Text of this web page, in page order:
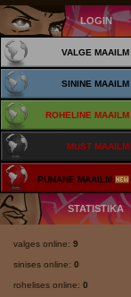
LOGIN
VALGE MAAILM
SININE MAAILM
ROHELINE MAAILM
MUST MAAILM
PUNANE MAAILM
STATISTIKA
valges online: 9
sinises online: 0
rohelises online: 0